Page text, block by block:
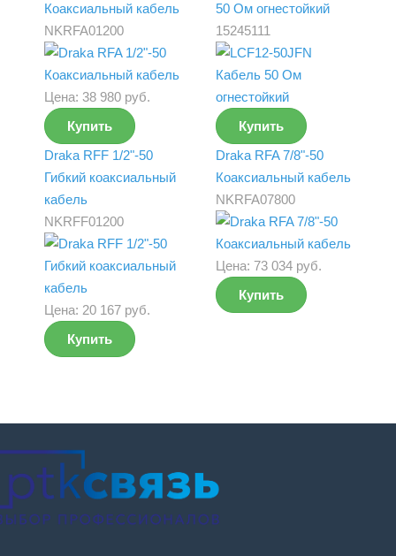
Коаксиальный кабель
NKRFA01200
Цена: 38 980 руб.
Купить
50 Ом огнестойкий
15245111
Купить
Draka RFF 1/2"-50
Гибкий коаксиальный
кабель
NKRFF01200
Цена: 20 167 руб.
Купить
Draka RFA 7/8"-50
Коаксиальный кабель
NKRFA07800
Цена: 73 034 руб.
Купить